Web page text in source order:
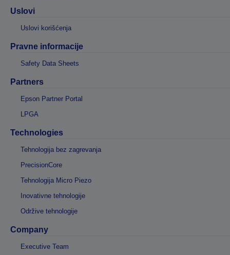
Uslovi
Uslovi korišćenja
Pravne informacije
Safety Data Sheets
Partners
Epson Partner Portal
LPGA
Technologies
Tehnologija bez zagrevanja
PrecisionCore
Tehnologija Micro Piezo
Inovativne tehnologije
Održive tehnologije
Company
Executive Team